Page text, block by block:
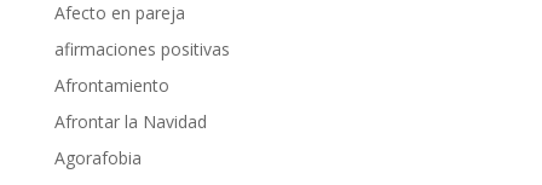
Afecto en pareja
afirmaciones positivas
Afrontamiento
Afrontar la Navidad
Agorafobia